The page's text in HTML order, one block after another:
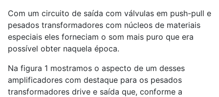
Com um circuito de saída com válvulas em push-pull e
pesados transformadores com núcleos de materiais
especiais eles forneciam o som mais puro que era
possível obter naquela época.
Na figura 1 mostramos o aspecto de um desses
amplificadores com destaque para os pesados
transformadores drive e saída que, conforme a